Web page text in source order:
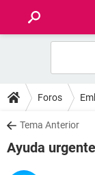
FOROS
SALUD
FAMILIA
Foros
Tema Anterior
Ayuda